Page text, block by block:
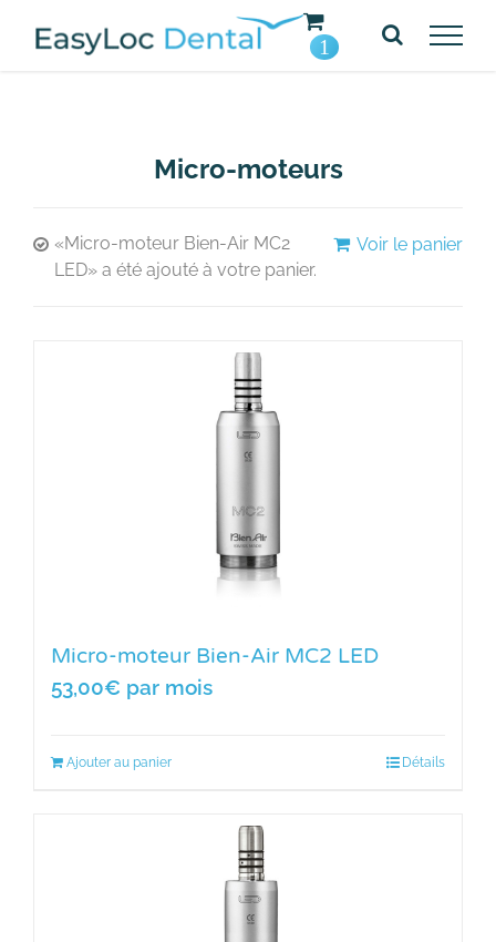
1
Micro-moteurs
Voir le panier
«Micro-moteur Bien-Air MC2
LED» a été ajouté à votre panier.
Micro-moteur Bien-Air MC2 LED
53,00€ par mois
Ajouter au panier Détails